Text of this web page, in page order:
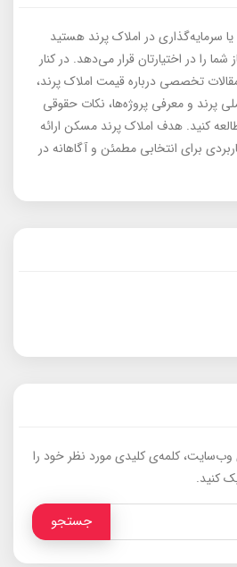
سرمایه‌گذاری در املاک پرند هستید
را در اختیارتان قرار می‌دهد. در کنار
تخصصی درباره قیمت املاک پرند،
پرند و معرفی پروژه‌ها، نکات حقوقی
کنید. هدف املاک پرند مسکن ارائه
برای انتخابی مطمئن و آگاهانه در
کلمه‌ی کلیدی مورد نظر خود را
کنید.
جستجو